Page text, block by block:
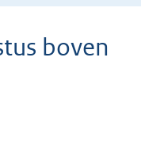
boven